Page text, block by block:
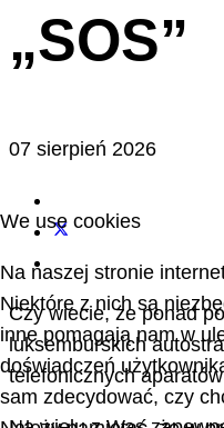
„SOS”
07 sierpień 2026
Czy wiecie, że ponad
luksemburskich
telefonicznych
We use cookies
Na naszej stronie
Niektóre z nich są
inne pomagają nam w
doświadczeń
sam zdecydować, czy